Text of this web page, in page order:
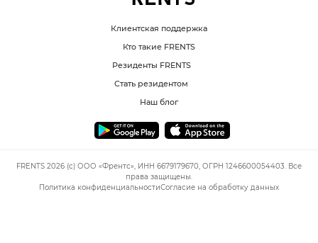
Клиентская поддержка
Кто такие FRENTS
Резиденты FRENTS
Стать резидентом
Наш блог
FRENTS 2026 (c) ООО «Френтс», ИНН 6679179670, ОГРН 1246600054403. Все
права защищены.
Политика конфиденциальностиСогласие на обработку данных